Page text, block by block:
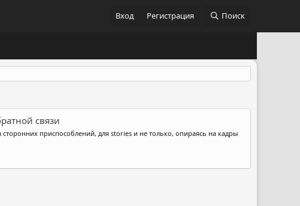
Вход Регистрация Поиск
связи
приспособлений, для stories и не только, опираясь на кадры